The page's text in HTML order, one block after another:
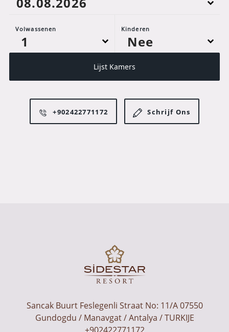
Volwassenen Kinderen
Lijst Kamers
+902422771172 Schrijf Ons
Sancak Buurt Feslegenli Straat No: 11/A 07550
Gundogdu / Manavgat / Antalya / TURKIJE